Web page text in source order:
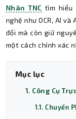
Nhân TNC tìm hiểu
nghệ như OCR, AI
đổi mà còn giữ
một cách chính xác
Mục lục
1. Công Cụ
1.1. Chuyển